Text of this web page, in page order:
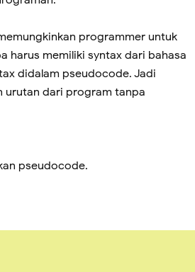
programmer untuk
harus memiliki syntax dari bahasa
didalam pseudocode. Jadi
urutan dari program tanpa
pseudocode.